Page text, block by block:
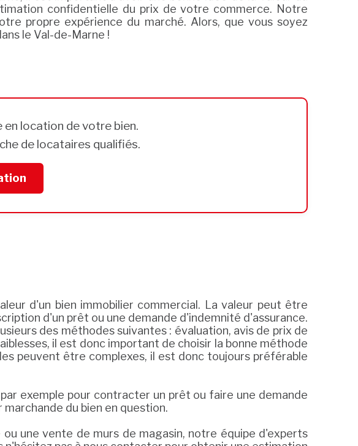
confidentielle du prix de votre commerce. Notre
propre expérience du marché. Alors, que vous soyez
le Val-de-Marne !
en location de votre bien.
de locataires qualifiés.
d'un bien immobilier commercial. La valeur peut être
d'un prêt ou une demande d'indemnité d'assurance.
des méthodes suivantes : évaluation, avis de prix de
il est donc important de choisir la bonne méthode
peuvent être complexes, il est donc toujours préférable
exemple pour contracter un prêt ou faire une demande
du bien en question.
une vente de murs de magasin, notre équipe d'experts